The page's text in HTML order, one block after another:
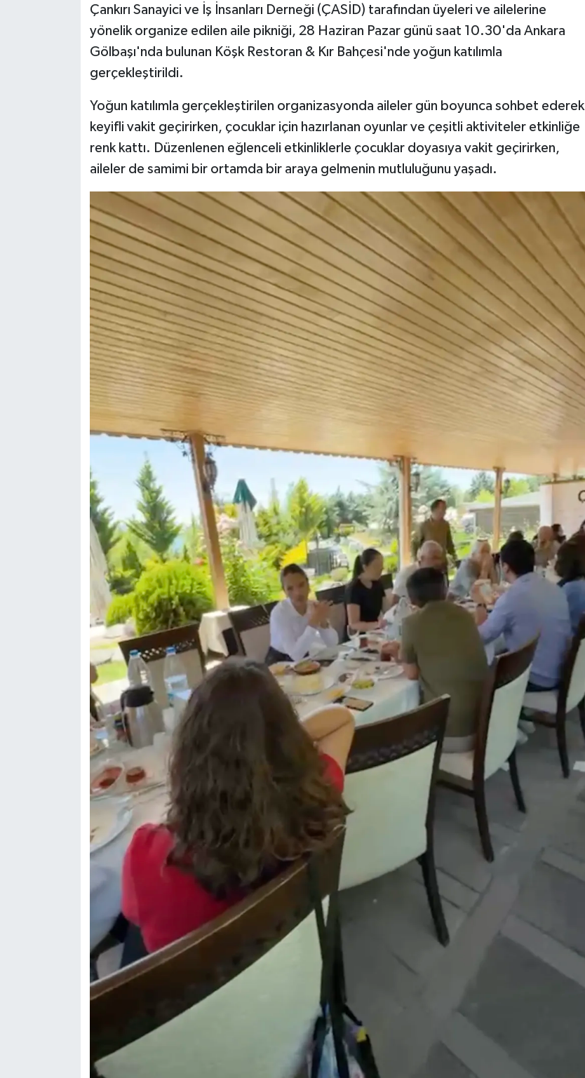
Çankırı Sanayici ve İş İnsanları Derneği (ÇASİD) tarafından üyeleri ve ailelerine
yönelik organize edilen aile pikniği, 28 Haziran Pazar günü saat 10.30'da Ankara
Gölbaşı'nda bulunan Köşk Restoran & Kır Bahçesi'nde yoğun katılımla
gerçekleştirildi.
Yoğun katılımla gerçekleştirilen organizasyonda aileler gün boyunca sohbet ederek
keyifli vakit geçirirken, çocuklar için hazırlanan oyunlar ve çeşitli aktiviteler etkinliğe
renk kattı. Düzenlenen eğlenceli etkinliklerle çocuklar doyasıya vakit geçirirken,
aileler de samimi bir ortamda bir araya gelmenin mutluluğunu yaşadı.